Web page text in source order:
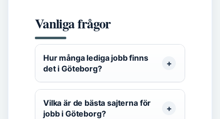
Vanliga frågor
Hur många lediga jobb finns
det i Göteborg?
Vilka är de bästa sajterna för
jobb i Göteborg?